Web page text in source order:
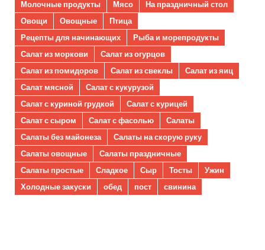
Молочные продукты
Мясо
На праздничный стол
Овощи
Овощные
Птица
Рецепты для начинающих
Рыба и морепродукты
Салат из моркови
Салат из огурцов
Салат из помидоров
Салат из свеклы
Салат из яиц
Салат мясной
Салат с кукурузой
Салат с куриной грудкой
Салат с курицей
Салат с сыром
Салат с фасолью
Салаты
Салаты без майонеза
Салаты на скорую руку
Салаты овощные
Салаты праздничные
Салаты простые
Сладкое Сыр Тосты
Ужин
Холодные закуски
обед пост свинина